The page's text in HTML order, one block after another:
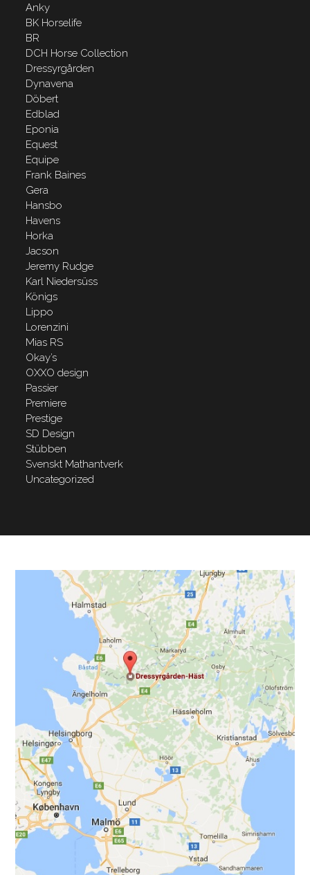
Anky
BK Horselife
BR
DCH Horse Collection
Dressyrgården
Dynavena
Döbert
Edblad
Eponia
Equest
Equipe
Frank Baines
Gera
Hansbo
Havens
Horka
Jacson
Jeremy Rudge
Karl Niedersüss
Königs
Lippo
Lorenzini
Mias RS
Okay’s
OXXO design
Passier
Premiere
Prestige
SD Design
Stübben
Svenskt Mathantverk
Uncategorized